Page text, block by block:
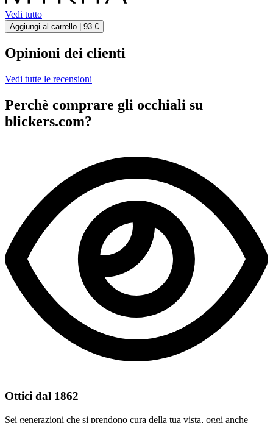
Vedi tutto
Aggiungi al carrello | 93 €
Opinioni dei clienti
Vedi tutte le recensioni
Perchè comprare gli occhiali su
blickers.com?
Ottici dal 1862
Sei generazioni che si prendono cura della tua vista, oggi anche